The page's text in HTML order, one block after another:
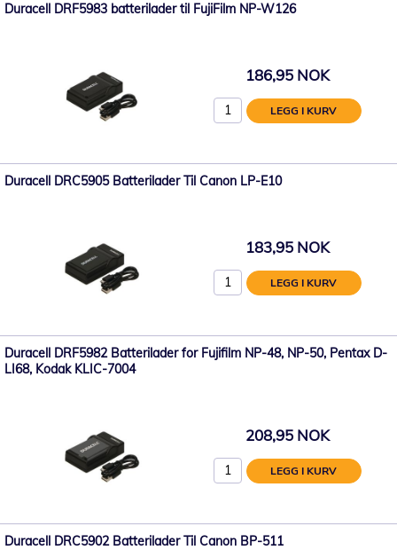
Duracell DRF5983 batterilader til FujiFilm NP-W126
186,95 NOK
LEGG I KURV
Duracell DRC5905 Batterilader Til Canon LP-E10
183,95 NOK
LEGG I KURV
Duracell DRF5982 Batterilader for Fujifilm NP-48, NP-50, Pentax D-
LI68, Kodak KLIC-7004
208,95 NOK
LEGG I KURV
Duracell DRC5902 Batterilader Til Canon BP-511